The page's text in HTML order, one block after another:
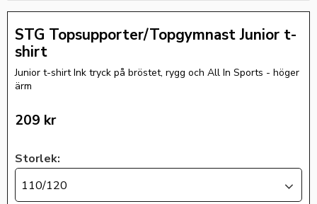
STG Topsupporter/Topgymnast Junior t-
shirt
Junior t-shirt Ink tryck på bröstet, rygg och All In Sports - höger
ärm
209 kr
Storlek:
110/120